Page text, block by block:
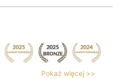
Pokaż więcej >>